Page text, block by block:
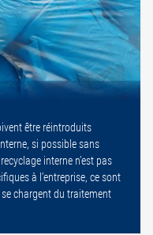
être réintroduits
si possible sans
interne n’est pas
à l’entreprise, ce sont
chargent du traitement